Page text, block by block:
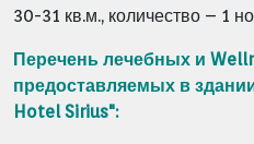
30-31 кв.м., количество – 1
Перечень лечебных и
предоставляемых в
Hotel Sirius":